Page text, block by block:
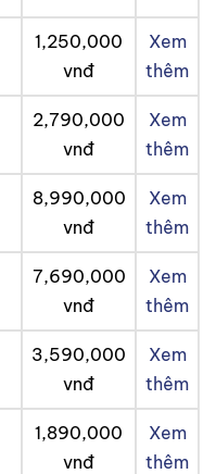
1,250,000
vnđ
Xem
thêm
2,790,000
vnđ
Xem
thêm
8,990,000
vnđ
Xem
thêm
7,690,000
vnđ
Xem
thêm
3,590,000
vnđ
Xem
thêm
1,890,000
vnđ
Xem
thêm